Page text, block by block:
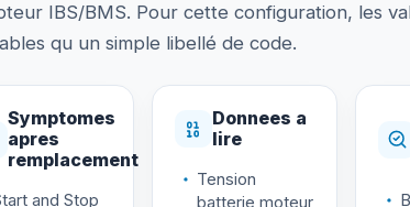
IBS/BMS. Pour cette configuration, les
qu un simple libellé de code.
Symptomes
apres
remplacement
and Stop
Donnees a
lire
Tension
batterie moteur